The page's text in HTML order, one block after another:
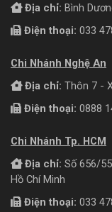
Địa chỉ: Bình
Điện thoại: 033
Chi Nhánh Nghệ An
Địa chỉ: Thôn 7 -
Điện thoại: 0888
Chi Nhánh Tp. HCM
Địa chỉ: Số 656/
Hồ Chí Minh
Điện thoại: 033